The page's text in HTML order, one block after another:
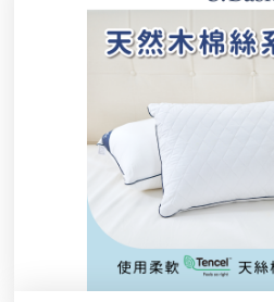
最新
關於思
社員募